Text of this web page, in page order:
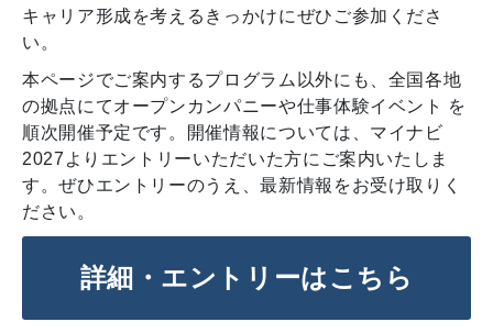
キャリア形成を考えるきっかけにぜひご参加くださ
い。
本ページでご案内するプログラム以外にも、全国各地
の拠点にてオープンカンパニーや仕事体験イベント を
順次開催予定です。開催情報については、マイナビ
2027よりエントリーいただいた方にご案内いたしま
す。ぜひエントリーのうえ、最新情報をお受け取りく
ださい。
詳細・エントリーはこちら